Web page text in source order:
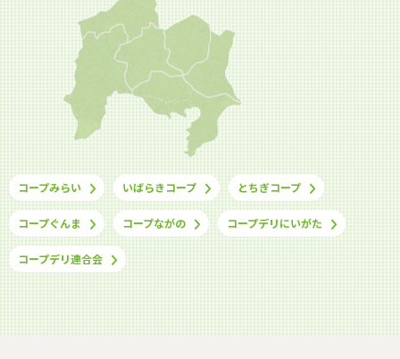
コープみらい いばらきコープ とちぎコープ
コープぐんま コープながの コープデリにいがた
コープデリ連合会